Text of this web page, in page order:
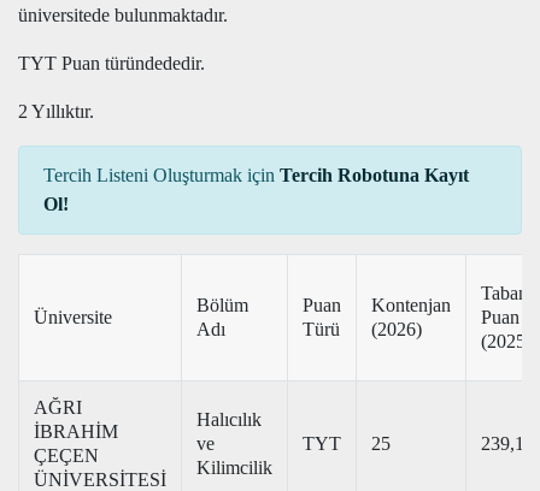
üniversitede bulunmaktadır.
TYT Puan türündededir.
2 Yıllıktır.
Tercih Listeni Oluşturmak için Tercih Robotuna Kayıt
Ol!
Üniversite
Bölüm
Adı
Puan
Türü
Kontenjan
(2026)
Taban
Puan
(2025)
AĞRI
İBRAHİM
ÇEÇEN
ÜNİVERSİTESİ
Halıcılık
ve
Kilimcilik
TYT 25 239,15